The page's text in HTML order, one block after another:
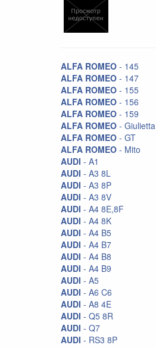
Доставка запчастей
Комплекты сцепления EXEDY
Накладки багажника RGM
Накладки на зеркала
Накладки на пороги
Насадки на глушитель
Неоновая подсветка
Подвеска KW
Полеуретан STRONGFLEX
Приборы Defi
ALFA ROMEO - 145
ALFA ROMEO - 147
ALFA ROMEO - 155
ALFA ROMEO - 156
ALFA ROMEO - 159
ALFA ROMEO - Giulietta
ALFA ROMEO - GT
ALFA ROMEO - Mito
AUDI - A1
AUDI - A3 8L
AUDI - A3 8P
AUDI - A3 8V
AUDI - A4 8E,8F
AUDI - A4 8K
AUDI - A4 B5
AUDI - A4 B7
AUDI - A4 B8
AUDI - A4 B9
AUDI - A5
AUDI - A6 C6
AUDI - A8 4E
AUDI - Q5 8R
AUDI - Q7
AUDI - RS3 8P